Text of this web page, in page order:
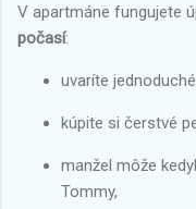
V apartmáne fungujete
počasí:
uvaríte
kúpite si čerstvé
manžel môže
Tommy,